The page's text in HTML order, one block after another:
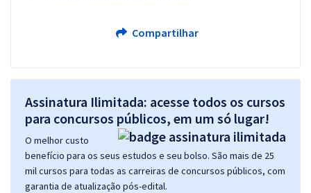
Compartilhar
Assinatura Ilimitada: acesse todos os cursos
para concursos públicos, em um só lugar!
O melhor custo
benefício para os seus estudos e seu bolso. São mais de 25
mil cursos para todas as carreiras de concursos públicos, com
garantia de atualização pós-edital.